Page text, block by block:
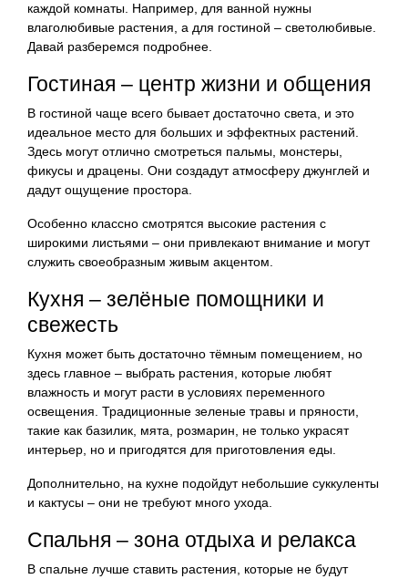
каждой комнаты. Например, для ванной нужны
влаголюбивые растения, а для гостиной – светолюбивые.
Давай разберемся подробнее.
Гостиная – центр жизни и общения
В гостиной чаще всего бывает достаточно света, и это
идеальное место для больших и эффектных растений.
Здесь могут отлично смотреться пальмы, монстеры,
фикусы и драцены. Они создадут атмосферу джунглей и
дадут ощущение простора.
Особенно классно смотрятся высокие растения с
широкими листьями – они привлекают внимание и могут
служить своеобразным живым акцентом.
Кухня – зелёные помощники и
свежесть
Кухня может быть достаточно тёмным помещением, но
здесь главное – выбрать растения, которые любят
влажность и могут расти в условиях переменного
освещения. Традиционные зеленые травы и пряности,
такие как базилик, мята, розмарин, не только украсят
интерьер, но и пригодятся для приготовления еды.
Дополнительно, на кухне подойдут небольшие суккуленты
и кактусы – они не требуют много ухода.
Спальня – зона отдыха и релакса
В спальне лучше ставить растения, которые не будут